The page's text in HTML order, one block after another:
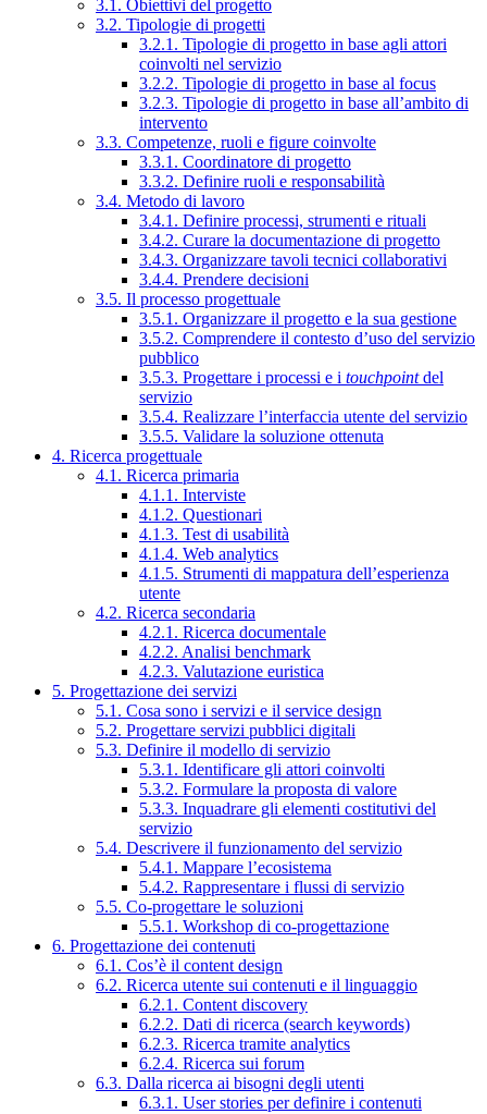
3.1. Obiettivi del progetto
3.2. Tipologie di progetti
3.2.1. Tipologie di progetto in base agli attori
coinvolti nel servizio
3.2.2. Tipologie di progetto in base al focus
3.2.3. Tipologie di progetto in base all’ambito di
intervento
3.3. Competenze, ruoli e figure coinvolte
3.3.1. Coordinatore di progetto
3.3.2. Definire ruoli e responsabilità
3.4. Metodo di lavoro
3.4.1. Definire processi, strumenti e rituali
3.4.2. Curare la documentazione di progetto
3.4.3. Organizzare tavoli tecnici collaborativi
3.4.4. Prendere decisioni
3.5. Il processo progettuale
3.5.1. Organizzare il progetto e la sua gestione
3.5.2. Comprendere il contesto d’uso del servizio
pubblico
3.5.3. Progettare i processi e i touchpointdel
servizio
3.5.4. Realizzare l’interfaccia utente del servizio
3.5.5. Validare la soluzione ottenuta
4. Ricerca progettuale
4.1. Ricerca primaria
4.1.1. Interviste
4.1.2. Questionari
4.1.3. Test di usabilità
4.1.4. Web analytics
4.1.5. Strumenti di mappatura dell’esperienza
utente
4.2. Ricerca secondaria
4.2.1. Ricerca documentale
4.2.2. Analisi benchmark
4.2.3. Valutazione euristica
5. Progettazione dei servizi
5.1. Cosa sono i servizi e il service design
5.2. Progettare servizi pubblici digitali
5.3. Definire il modello di servizio
5.3.1. Identificare gli attori coinvolti
5.3.2. Formulare la proposta di valore
5.3.3. Inquadrare gli elementi costitutivi del
servizio
5.4. Descrivere il funzionamento del servizio
5.4.1. Mappare l’ecosistema
5.4.2. Rappresentare i flussi di servizio
5.5. Co-progettare le soluzioni
5.5.1. Workshop di co-progettazione
6. Progettazione dei contenuti
6.1. Cos’è il content design
6.2. Ricerca utente sui contenuti e il linguaggio
6.2.1. Content discovery
6.2.2. Dati di ricerca (search keywords)
6.2.3. Ricerca tramite analytics
6.2.4. Ricerca sui forum
6.3. Dalla ricerca ai bisogni degli utenti
6.3.1. User stories per definire i contenuti